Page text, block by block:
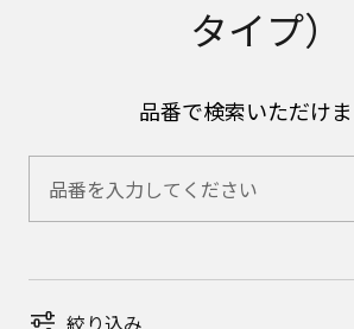
タイプ）
品番で検索いただけま
絞り込み